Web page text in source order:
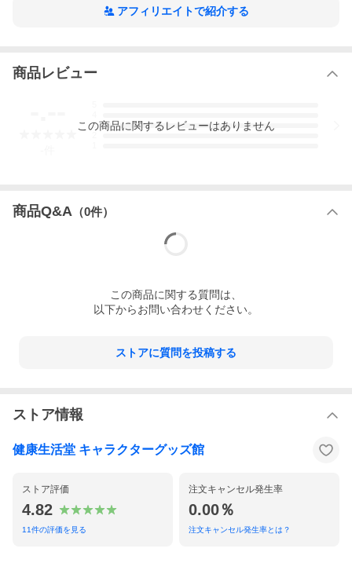
アフィリエイトで紹介する
商品レビュー
3
この商品に関するレビューはありません
商品Q&A （0件）
この商品に関する質問は、
以下からお問い合わせください。
ストアに質問を投稿する
ストア情報
健康生活堂 キャラクターグッズ館
ストア評価
4.82
11件の評価を見る
注文キャンセル発生率
0.00％
注文キャンセル発生率とは？